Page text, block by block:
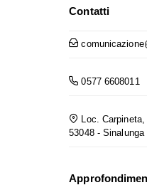
Contatti
0577 6608011
Loc.
53048 - Sinalunga